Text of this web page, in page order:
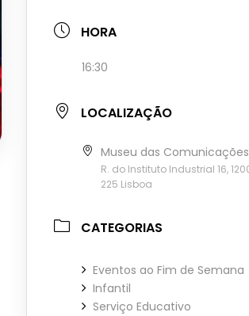
HORA
16:30
LOCALIZAÇÃO
Museu das Comunicações
R. do Instituto Industrial 16,
225 Lisboa
CATEGORIAS
Eventos ao Fim de Semana
Infantil
Serviço Educativo